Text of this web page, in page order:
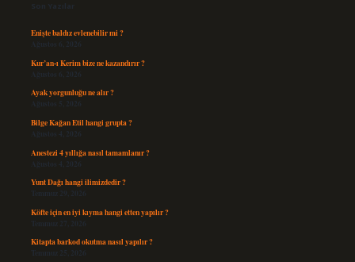
Son Yazılar
Enişte baldız evlenebilir mi ?
Ağustos 6, 2026
Kur’an-ı Kerim bize ne kazandırır ?
Ağustos 6, 2026
Ayak yorgunluğu ne alır ?
Ağustos 5, 2026
Bilge Kağan Etil hangi grupta ?
Ağustos 4, 2026
Anestezi 4 yıllığa nasıl tamamlanır ?
Ağustos 4, 2026
Yunt Dağı hangi ilimizdedir ?
Temmuz 29, 2026
Köfte için en iyi kıyma hangi etten yapılır ?
Temmuz 27, 2026
Kitapta barkod okutma nasıl yapılır ?
Temmuz 25, 2026